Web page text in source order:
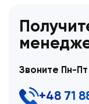
Звоните Пн-
+48 71